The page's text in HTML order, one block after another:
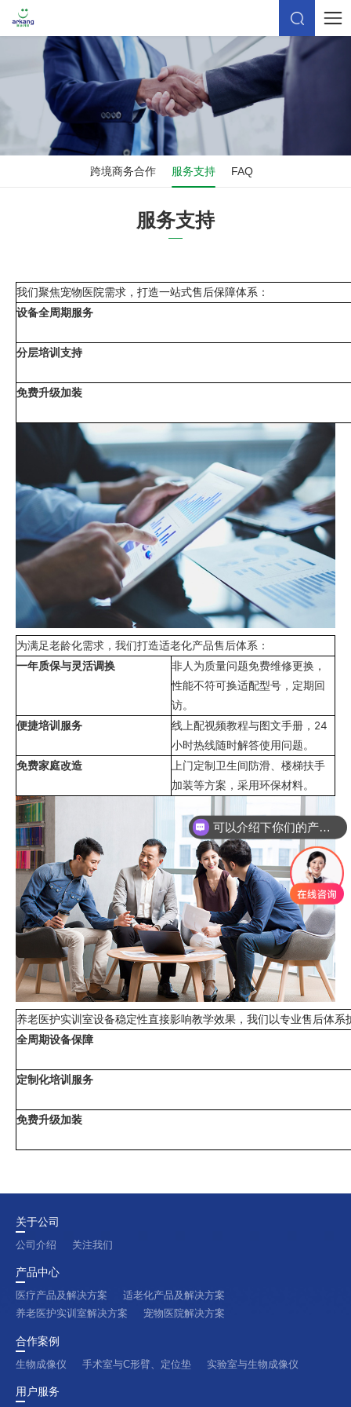
跨境商务合作 服务支持 FAQ
服务支持
我们聚焦宠物医院需求，打造一站式售后保障体系 ：
设备全周期服务
分层培训支持
免费升级加装
为满足老龄化需求，我们打造适老化产品售后体系：
一年质保与灵活调换
非人为质量问题免费维修更换，
性能不符可换适配型号，定期回
访。
便捷培训服务
线上配视频教程与图文手册，24
小时热线随时解答使用问题。
免费家庭改造
上门定制卫生间防滑、楼梯扶手
加装等方案，采用环保材料。
养老医护实训室设备稳定性直接影响教学效果，我们以专业售后体系
全周期设备保障
定制化培训服务
免费升级加装
关于公司
公司介绍
关注我们
产品中心
医疗产品及解决方案
适老化产品及解决方案
养老医护实训室解决方案
宠物医院解决方案
合作案例
生物成像仪
手术室与C形臂、定位垫 实验室与生物成像仪
用户服务
可以介绍下你们的产品么